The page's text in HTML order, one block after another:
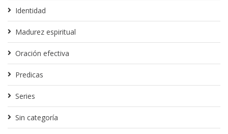
Identidad
Madurez espiritual
Oración efectiva
Predicas
Series
Sin categoría